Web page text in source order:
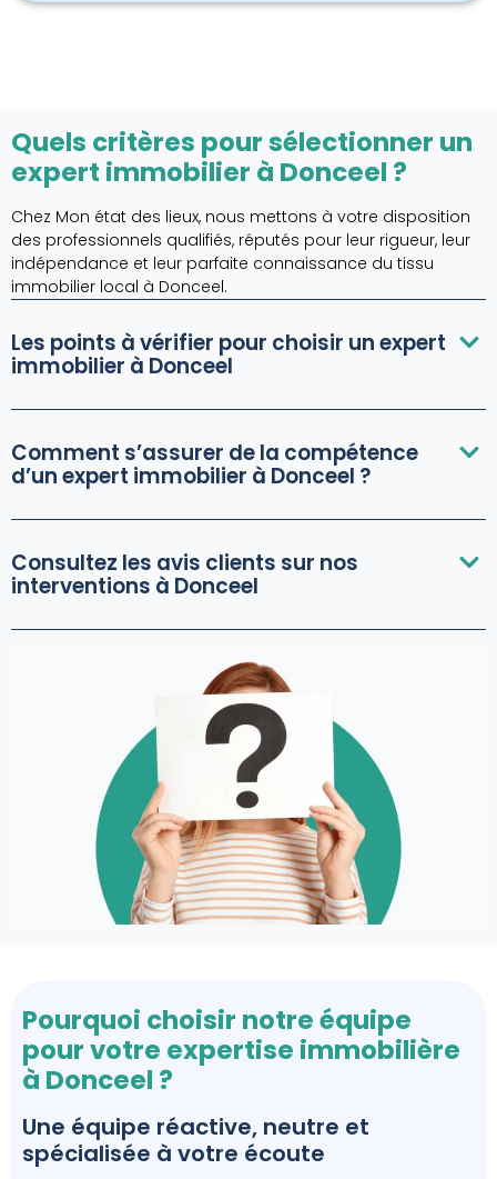
Quels critères pour sélectionner un
expert immobilier à Donceel ?
Chez Mon état des lieux, nous mettons à votre disposition
des professionnels qualifiés, réputés pour leur rigueur, leur
indépendance et leur parfaite connaissance du tissu
immobilier local à Donceel.
Les points à vérifier pour choisir un expert
immobilier à Donceel
Comment s’assurer de la compétence
d’un expert immobilier à Donceel ?
Consultez les avis clients sur nos
interventions à Donceel
Pourquoi choisir notre équipe
pour votre expertise immobilière
à Donceel ?
Une équipe réactive, neutre et
spécialisée à votre écoute